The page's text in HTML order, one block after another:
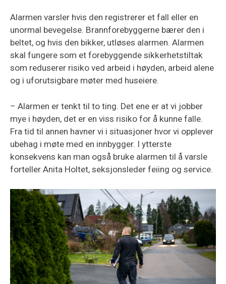
Alarmen varsler hvis den registrerer et fall eller en
unormal bevegelse. Brannforebyggerne bærer den i
beltet, og hvis den bikker, utløses alarmen. Alarmen
skal fungere som et forebyggende sikkerhetstiltak
som reduserer risiko ved arbeid i høyden, arbeid alene
og i uforutsigbare møter med huseiere.
– Alarmen er tenkt til to ting. Det ene er at vi jobber
mye i høyden, det er en viss risiko for å kunne falle.
Fra tid til annen havner vi i situasjoner hvor vi opplever
ubehag i møte med en innbygger. I ytterste
konsekvens kan man også bruke alarmen til å varsle
forteller Anita Holtet, seksjonsleder feiing og service.